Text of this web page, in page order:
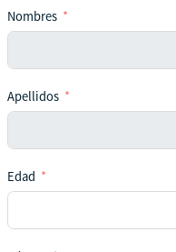
Nombres
Apellidos
Edad